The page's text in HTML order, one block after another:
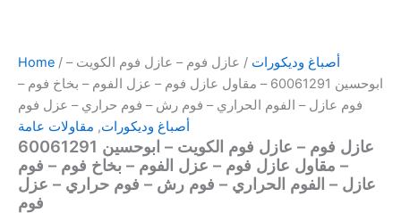
Home / أصباغ وديكورات / عازل فوم – عازل فوم الكويت –
ابوحسين 60061291 – مقاول عازل فوم – عزل الفوم – بخاخ فوم –
فوم عازل – الفوم الحراري – فوم رش – فوم حراري – عزل فوم
أصباغ وديكورات, مقاولات عامة
عازل فوم – عازل فوم الكويت – ابوحسين 60061291
– مقاول عازل فوم – عزل الفوم – بخاخ فوم – فوم
عازل – الفوم الحراري – فوم رش – فوم حراري – عزل
فوم